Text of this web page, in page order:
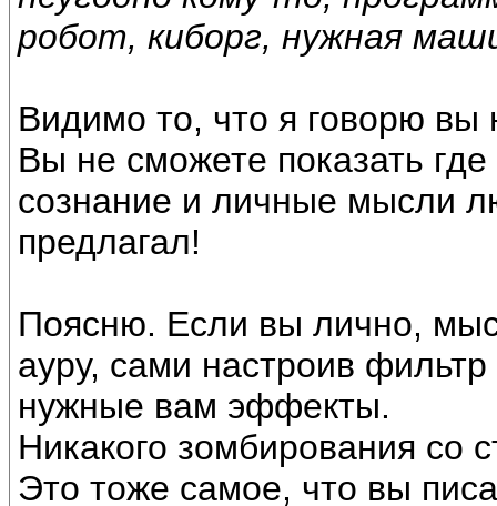
робот, киборг, нужная
Видимо то, что я говорю вы
Вы не сможете показать
сознание и личные мысли
предлагал!
Поясню. Если вы лично,
ауру, сами настроив
нужные вам эффекты.
Никакого зомбирования со
Это тоже самое, что вы